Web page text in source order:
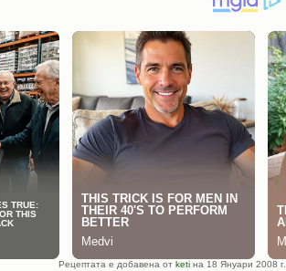
Рецептата е добавена от keti на 18 Януари 2008 г.